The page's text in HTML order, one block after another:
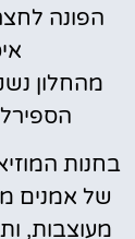
הפונה
מהחלון
בחנות
של אמנים
מעוצבות,